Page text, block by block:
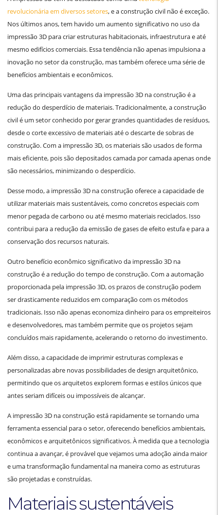
revolucionária em diversos setores, e a construção civil não é exceção.
Nos últimos anos, tem havido um aumento significativo no uso da
impressão 3D para criar estruturas habitacionais, infraestrutura e até
mesmo edifícios comerciais. Essa tendência não apenas impulsiona a
inovação no setor da construção, mas também oferece uma série de
benefícios ambientais e econômicos.
Uma das principais vantagens da impressão 3D na construção é a
redução do desperdício de materiais. Tradicionalmente, a construção
civil é um setor conhecido por gerar grandes quantidades de resíduos,
desde o corte excessivo de materiais até o descarte de sobras de
construção. Com a impressão 3D, os materiais são usados de forma
mais eficiente, pois são depositados camada por camada apenas onde
são necessários, minimizando o desperdício.
Desse modo, a impressão 3D na construção oferece a capacidade de
utilizar materiais mais sustentáveis, como concretos especiais com
menor pegada de carbono ou até mesmo materiais reciclados. Isso
contribui para a redução da emissão de gases de efeito estufa e para a
conservação dos recursos naturais.
Outro benefício econômico significativo da impressão 3D na
construção é a redução do tempo de construção. Com a automação
proporcionada pela impressão 3D, os prazos de construção podem
ser drasticamente reduzidos em comparação com os métodos
tradicionais. Isso não apenas economiza dinheiro para os empreiteiros
e desenvolvedores, mas também permite que os projetos sejam
concluídos mais rapidamente, acelerando o retorno do investimento.
Além disso, a capacidade de imprimir estruturas complexas e
personalizadas abre novas possibilidades de design arquitetônico,
permitindo que os arquitetos explorem formas e estilos únicos que
antes seriam difíceis ou impossíveis de alcançar.
A impressão 3D na construção está rapidamente se tornando uma
ferramenta essencial para o setor, oferecendo benefícios ambientais,
econômicos e arquitetônicos significativos. À medida que a tecnologia
continua a avançar, é provável que vejamos uma adoção ainda maior
e uma transformação fundamental na maneira como as estruturas
são projetadas e construídas.
Materiais sustentáveis